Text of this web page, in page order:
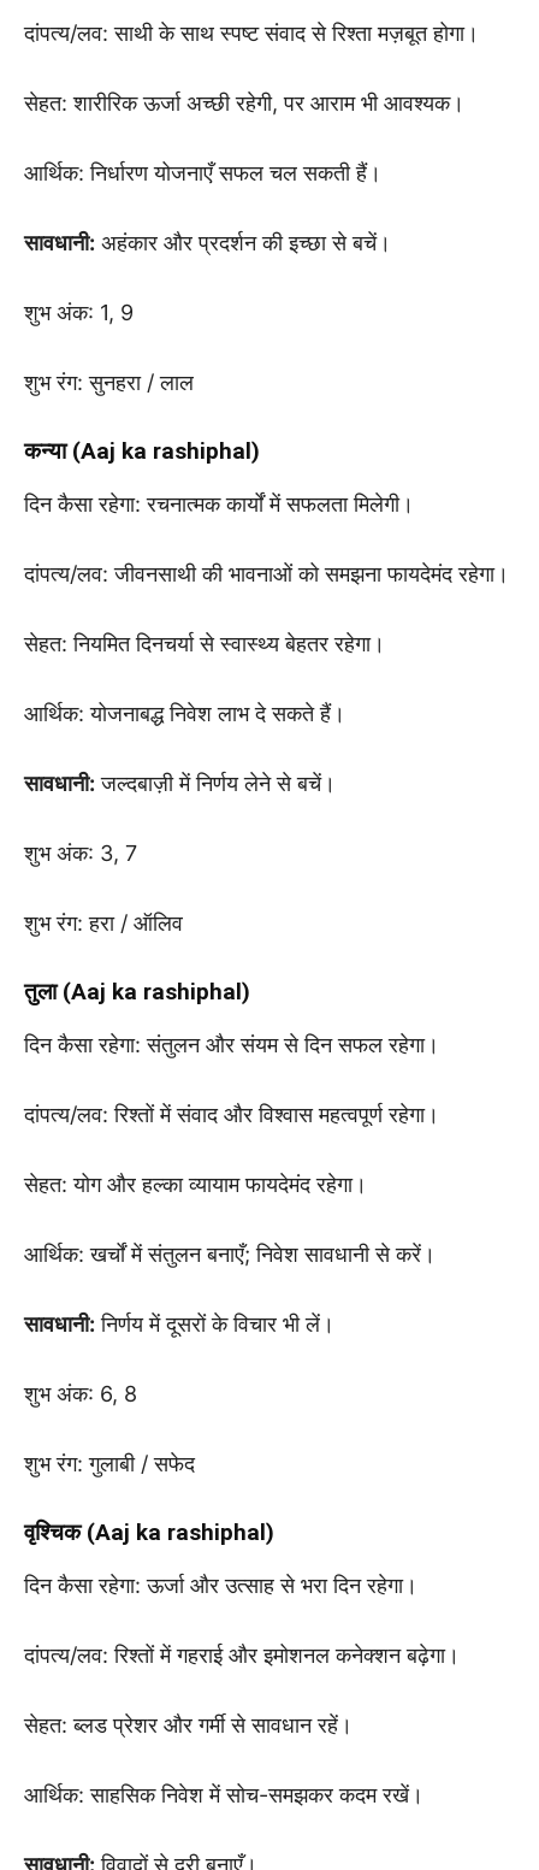
दांपत्य/लव: साथी के साथ स्पष्ट संवाद से रिश्ता मज़बूत होगा।
सेहत: शारीरिक ऊर्जा अच्छी रहेगी, पर आराम भी आवश्यक।
आर्थिक: निर्धारण योजनाएँ सफल चल सकती हैं।
सावधानी: अहंकार और प्रदर्शन की इच्छा से बचें।
शुभ अंक: 1, 9
शुभ रंग: सुनहरा / लाल
कन्या (Aaj ka rashiphal)
दिन कैसा रहेगा: रचनात्मक कार्यों में सफलता मिलेगी।
दांपत्य/लव: जीवनसाथी की भावनाओं को समझना फायदेमंद रहेगा।
सेहत: नियमित दिनचर्या से स्वास्थ्य बेहतर रहेगा।
आर्थिक: योजनाबद्ध निवेश लाभ दे सकते हैं।
सावधानी: जल्दबाज़ी में निर्णय लेने से बचें।
शुभ अंक: 3, 7
शुभ रंग: हरा / ऑलिव
तुला (Aaj ka rashiphal)
दिन कैसा रहेगा: संतुलन और संयम से दिन सफल रहेगा।
दांपत्य/लव: रिश्तों में संवाद और विश्वास महत्वपूर्ण रहेगा।
सेहत: योग और हल्का व्यायाम फायदेमंद रहेगा।
आर्थिक: खर्चों में संतुलन बनाएँ; निवेश सावधानी से करें।
सावधानी: निर्णय में दूसरों के विचार भी लें।
शुभ अंक: 6, 8
शुभ रंग: गुलाबी / सफेद
वृश्चिक (Aaj ka rashiphal)
दिन कैसा रहेगा: ऊर्जा और उत्साह से भरा दिन रहेगा।
दांपत्य/लव: रिश्तों में गहराई और इमोशनल कनेक्शन बढ़ेगा।
सेहत: ब्लड प्रेशर और गर्मी से सावधान रहें।
आर्थिक: साहसिक निवेश में सोच-समझकर कदम रखें।
सावधानी: विवादों से दूरी बनाएँ।